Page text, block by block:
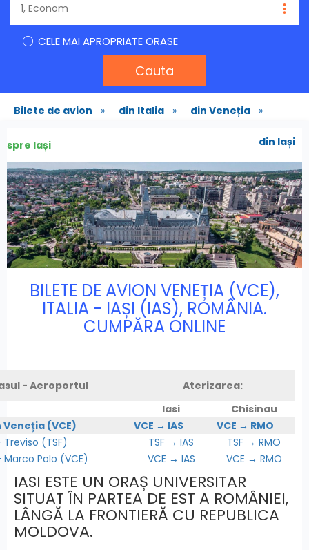
CELE MAI APROPRIATE ORASE
Cauta
Bilete de avion » din Italia » din Veneția »
spre Iași din Iași
BILETE DE AVION VENEȚIA (VCE),
ITALIA - IAȘI (IAS), ROMÂNIA.
CUMPĂRA ONLINE
- Aeroportul
Aterizarea:
Iasi
Chisinau
Veneția (VCE)
VCE → IAS
VCE → RMO
(TSF)
TSF → IAS
TSF → RMO
Polo (VCE)
VCE → IAS VCE → RMO
IASI ESTE UN ORAȘ UNIVERSITAR
SITUAT ÎN PARTEA DE EST A ROMÂNIEI,
LÂNGĂ LA FRONTIERĂ CU REPUBLICA
MOLDOVA.